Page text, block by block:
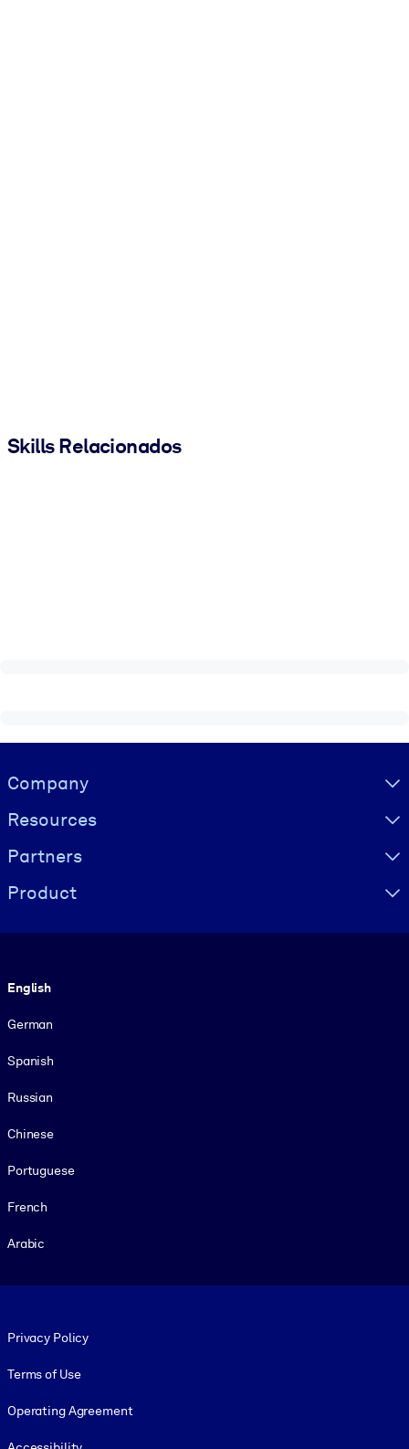
Skills Relacionados
Visually hidden Text
Company
Resources
Partners
Product
English
German
Spanish
Russian
Chinese
Portuguese
French
Arabic
Privacy Policy
Terms of Use
Operating Agreement